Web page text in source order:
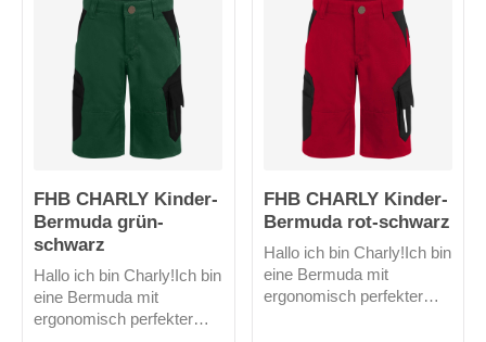
fertig, los!
FHB CHARLY Kinder-
Bermuda grün-
schwarz
Hallo ich bin Charly!Ich bin
eine Bermuda mit
ergonomisch perfekter
FHB CHARLY Kinder-
Bermuda rot-schwarz
Hallo ich bin Charly!Ich bin
eine Bermuda mit
ergonomisch perfekter